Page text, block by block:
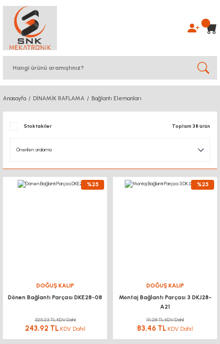
Anasayfa DİNAMİK RAFLAMA Bağlantı Elemanları
Stoktakiler Toplam 38 ürün
%25
DOĞUŞ KALIP
Dönen Bağlantı Parçası DKE28-08
325,23 TL KDV Dahil
243,92 TL KDV Dahil
%25
DOĞUŞ KALIP
Montaj Bağlantı Parçası 3 DKJ28-
A21
111,28 TL KDV Dahil
83,46 TL KDV Dahil